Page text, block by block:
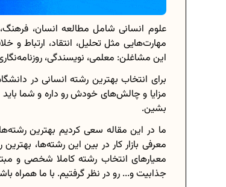
اعداد صحیح، طبیعی و
حذفیات کنکور انسانیعلوم انسانی شامل مطالعه انسان،
مهارت‌هایی مثل تحلیل، انتقاد، ارتباط
این مشاغلن: معلمی، نویسندگی،
برای انتخاب بهترین رشته انسانی در
مزایا و چالش‌های خودش رو داره و شما
بشین.
ما در این مقاله سعی کردیم بهترین
معرفی بازار کار در بین این رشته‌ها،
معیارهای انتخاب رشته کاملا شخصی و
جذابیت و... رو در نظر گرفتیم. با ما همراه